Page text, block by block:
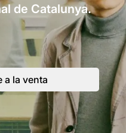
de Catalunya.
a la venta